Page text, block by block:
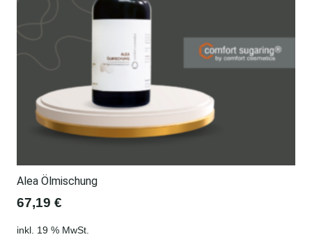
Alea Ölmischung
67,19 €
inkl. 19 % MwSt.